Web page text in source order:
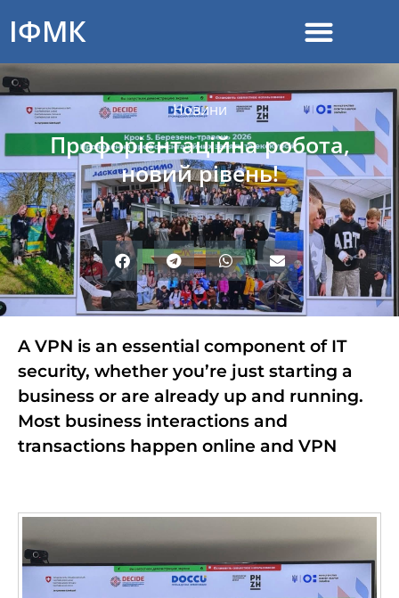
ІФМК
Новини
Профорієнтаційна робота,
новий рівень!
A VPN is an essential component of IT
security, whether you’re just starting a
business or are already up and running.
Most business interactions and
transactions happen online and VPN